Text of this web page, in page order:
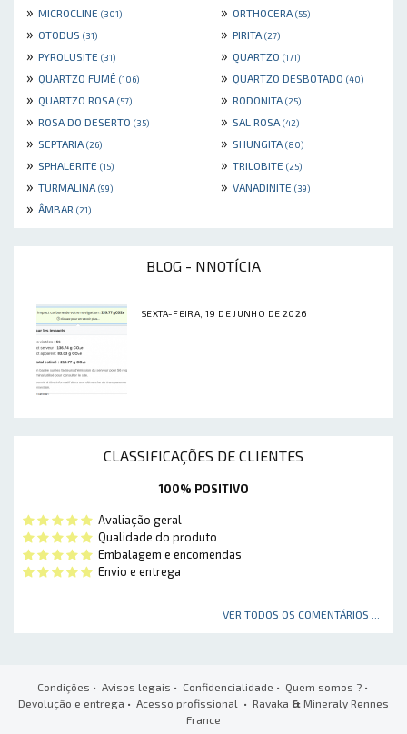
» MICROCLINE (301) » ORTHOCERA (55)
» OTODUS (31) » PIRITA (27)
» PYROLUSITE (31) » QUARTZO (171)
» QUARTZO FUMÊ (106) » QUARTZO DESBOTADO (40)
» QUARTZO ROSA (57) » RODONITA (25)
» ROSA DO DESERTO (35) » SAL ROSA (42)
» SEPTARIA (26) » SHUNGITA (80)
» SPHALERITE (15) » TRILOBITE (25)
» TURMALINA (99) » VANADINITE (39)
» ÂMBAR (21)
BLOG - NNOTÍCIA
SEXTA-FEIRA, 19 DE JUNHO DE 2026
CLASSIFICAÇÕES DE CLIENTES
100% POSITIVO
Avaliação geral
Qualidade do produto
Embalagem e encomendas
Envio e entrega
VER TODOS OS COMENTÁRIOS ...
Condições • Avisos legais • Confidencialidade • Quem somos ?•
Devolução e entrega • Acesso profissional • Ravaka & Mineraly Rennes
France